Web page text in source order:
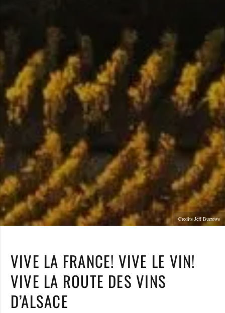
Credits Jeff Burrows
VIVE LA FRANCE! VIVE LE VIN!
VIVE LA ROUTE DES VINS
D’ALSACE